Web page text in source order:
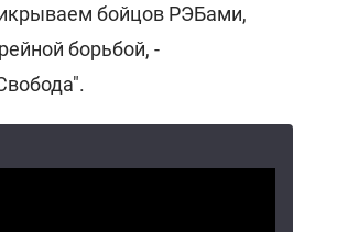
бойцов РЭБами,
борьбой, -